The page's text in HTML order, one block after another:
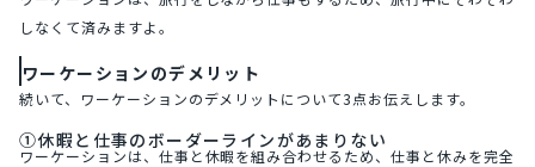
しなくて済みますよ。
ワーケーションのデメリット
続いて、ワーケーションのデメリットについて3点お伝えします。
①休暇と仕事のボーダーラインがあまりない
ワーケーションは、仕事と休暇を組み合わせるため、仕事と休みを完全